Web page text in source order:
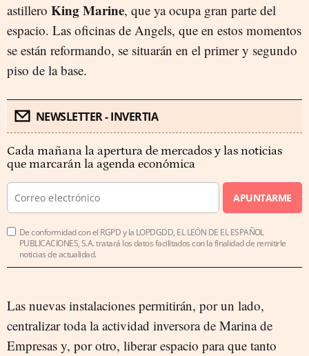
astillero King Marine, que ya ocupa gran parte del
espacio. Las oficinas de Angels, que en estos momentos
se están reformando, se situarán en el primer y segundo
piso de la base.
NEWSLETTER - INVERTIA
Cada mañana la apertura de mercados y las noticias
que marcarán la agenda económica
APUNTARME
De conformidad con el RGPD y la LOPDGDD, EL LEÓN DE EL ESPAÑOL
PUBLICACIONES, S.A. tratará los datos facilitados con la finalidad de remitirle
noticias de actualidad.
Las nuevas instalaciones permitirán, por un lado,
centralizar toda la actividad inversora de Marina de
Empresas y, por otro, liberar espacio para que tanto